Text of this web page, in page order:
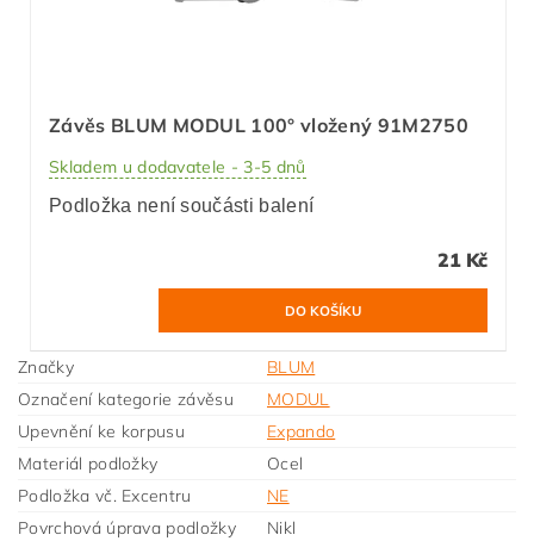
Závěs BLUM MODUL 100° vložený 91M2750
Skladem u dodavatele - 3-5 dnů
Podložka není součásti balení
21 Kč
Značky
BLUM
Označení kategorie závěsu
MODUL
Upevnění ke korpusu
Expando
Materiál podložky
Ocel
Podložka vč. Excentru
NE
Povrchová úprava podložky
Nikl